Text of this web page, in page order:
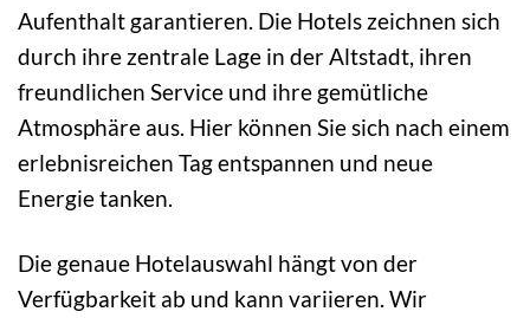
Aufenthalt garantieren. Die Hotels zeichnen sich
durch ihre zentrale Lage in der Altstadt, ihren
freundlichen Service und ihre gemütliche
Atmosphäre aus. Hier können Sie sich nach einem
erlebnisreichen Tag entspannen und neue
Energie tanken.
Die genaue Hotelauswahl hängt von der
Verfügbarkeit ab und kann variieren. Wir